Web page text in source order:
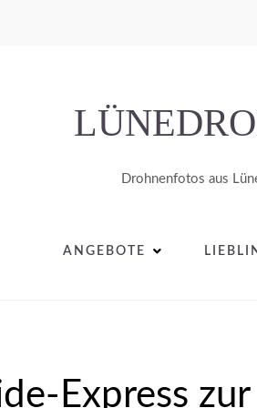
Drohnenfotos aus
ANGEBOTE
Express